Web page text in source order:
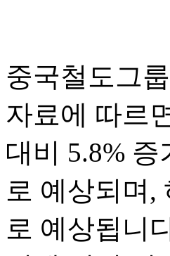
중국철도그
자료에 따르
대비 5.8%
로 예상되며,
로 예상됩니